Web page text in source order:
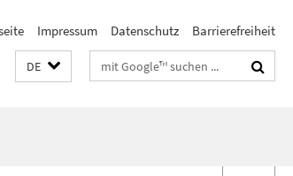
Impressum Datenschutz Barrierefreiheit
DE Suchbegriffe